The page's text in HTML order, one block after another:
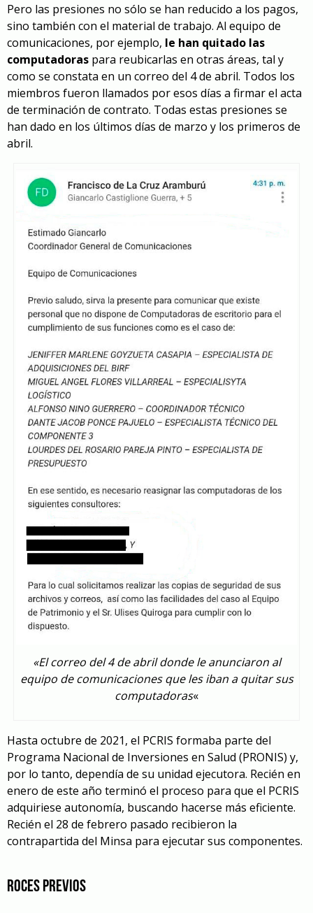
Pero las presiones no sólo se han reducido a los pagos,
sino también con el material de trabajo. Al equipo de
comunicaciones, por ejemplo, le han quitado las
computadoras para reubicarlas en otras áreas, tal y
como se constata en un correo del 4 de abril. Todos los
miembros fueron llamados por esos días a firmar el acta
de terminación de contrato. Todas estas presiones se
han dado en los últimos días de marzo y los primeros de
abril.
«El correo del 4 de abril donde le anunciaron al
equipo de comunicaciones que les iban a quitar sus
computadoras«
Hasta octubre de 2021, el PCRIS formaba parte del
Programa Nacional de Inversiones en Salud (PRONIS) y,
por lo tanto, dependía de su unidad ejecutora. Recién en
enero de este año terminó el proceso para que el PCRIS
adquiriese autonomía, buscando hacerse más eficiente.
Recién el 28 de febrero pasado recibieron la
contrapartida del Minsa para ejecutar sus componentes.
ROCES PREVIOS